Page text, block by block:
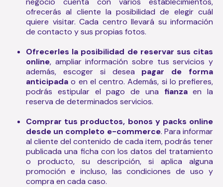
ofrecerás al cliente la posibilidad de elegir cuál
quiere visitar. Cada centro llevará su información
de contacto y sus propias fotos.
Ofrecerles la posibilidad de reservar sus citas
online, ampliar información sobre tus servicios y
además, escoger si desea pagar de forma
anticipada o en el centro. Además, si lo prefieres,
podrás estipular el pago de una fianzaen la
reserva de determinados servicios.
Comprar tus productos, bonos y packs online
desde un completo e-commerce. Para informar
al cliente del contenido de cada item, podrás tener
publicada una ficha con los datos del tratamiento
o producto, su descripción, si aplica alguna
promoción e incluso, las condiciones de uso y
compra en cada caso.